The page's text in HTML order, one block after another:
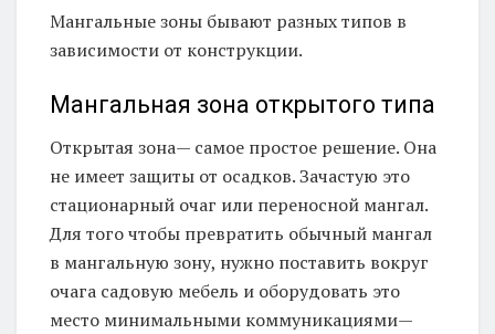
Мангальные зоны бывают разных типов в
зависимости от конструкции.
Мангальная зона открытого типа
Открытая зона— самое простое решение. Она
не имеет защиты от осадков. Зачастую это
стационарный очаг или переносной мангал.
Для того чтобы превратить обычный мангал
в мангальную зону, нужно поставить вокруг
очага садовую мебель и оборудовать это
место минимальными коммуникациями—